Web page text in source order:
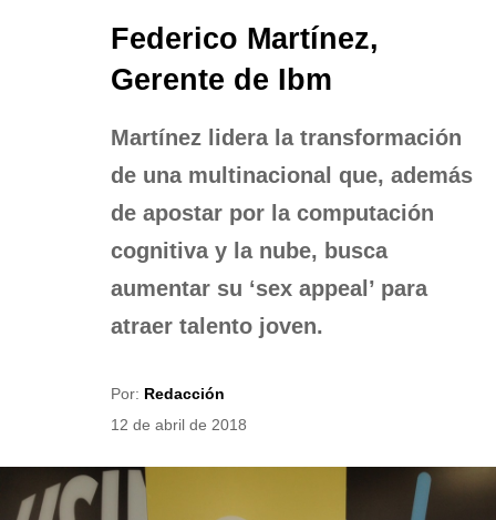
Federico Martínez,
Gerente de Ibm
Martínez lidera la transformación
de una multinacional que, además
de apostar por la computación
cognitiva y la nube, busca
aumentar su ‘sex appeal’ para
atraer talento joven.
Por: Redacción
12 de abril de 2018